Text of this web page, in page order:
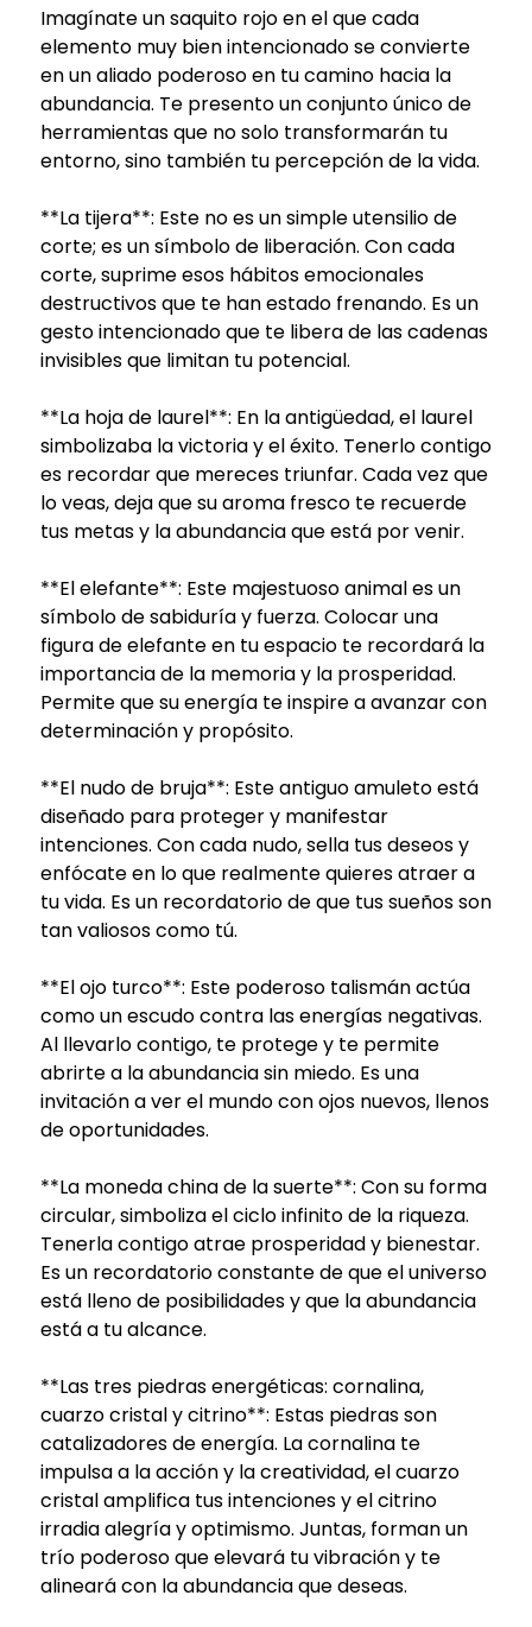
Imagínate un saquito rojo en el que cada
elemento muy bien intencionado se convierte
en un aliado poderoso en tu camino hacia la
abundancia. Te presento un conjunto único de
herramientas que no solo transformarán tu
entorno, sino también tu percepción de la vida.
**La tijera**: Este no es un simple utensilio de
corte; es un símbolo de liberación. Con cada
corte, suprime esos hábitos emocionales
destructivos que te han estado frenando. Es un
gesto intencionado que te libera de las cadenas
invisibles que limitan tu potencial.
**La hoja de laurel**: En la antigüedad, el laurel
simbolizaba la victoria y el éxito. Tenerlo contigo
es recordar que mereces triunfar. Cada vez que
lo veas, deja que su aroma fresco te recuerde
tus metas y la abundancia que está por venir.
**El elefante**: Este majestuoso animal es un
símbolo de sabiduría y fuerza. Colocar una
figura de elefante en tu espacio te recordará la
importancia de la memoria y la prosperidad.
Permite que su energía te inspire a avanzar con
determinación y propósito.
**El nudo de bruja**: Este antiguo amuleto está
diseñado para proteger y manifestar
intenciones. Con cada nudo, sella tus deseos y
enfócate en lo que realmente quieres atraer a
tu vida. Es un recordatorio de que tus sueños son
tan valiosos como tú.
**El ojo turco**: Este poderoso talismán actúa
como un escudo contra las energías negativas.
Al llevarlo contigo, te protege y te permite
abrirte a la abundancia sin miedo. Es una
invitación a ver el mundo con ojos nuevos, llenos
de oportunidades.
**La moneda china de la suerte**: Con su forma
circular, simboliza el ciclo infinito de la riqueza.
Tenerla contigo atrae prosperidad y bienestar.
Es un recordatorio constante de que el universo
está lleno de posibilidades y que la abundancia
está a tu alcance.
**Las tres piedras energéticas: cornalina,
cuarzo cristal y citrino**: Estas piedras son
catalizadores de energía. La cornalina te
impulsa a la acción y la creatividad, el cuarzo
cristal amplifica tus intenciones y el citrino
irradia alegría y optimismo. Juntas, forman un
trío poderoso que elevará tu vibración y te
alineará con la abundancia que deseas.